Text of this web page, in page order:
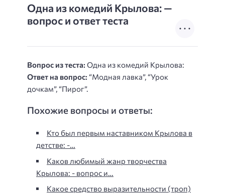
Одна из комедий Крылова: —
вопрос и ответ теста
Вопрос из теста: Одна из комедий Крылова:
Ответ на вопрос: “Модная лавка”, “Урок
дочкам”, “Пирог”.
Похожие вопросы и ответы:
Кто был первым наставником Крылова в
детстве: -…
Каков любимый жанр творчества
Крылова: - вопрос и…
Какое средство выразительности (троп)